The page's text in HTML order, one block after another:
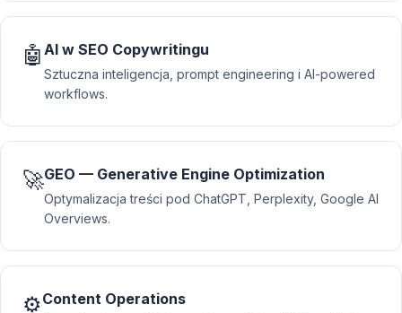
🤖 AI w SEO Copywritingu
Sztuczna inteligencja, prompt engineering i AI-powered
workflows.
🚀GEO — Generative Engine Optimization
Optymalizacja treści pod ChatGPT, Perplexity, Google AI
Overviews.
⚙️Content Operations